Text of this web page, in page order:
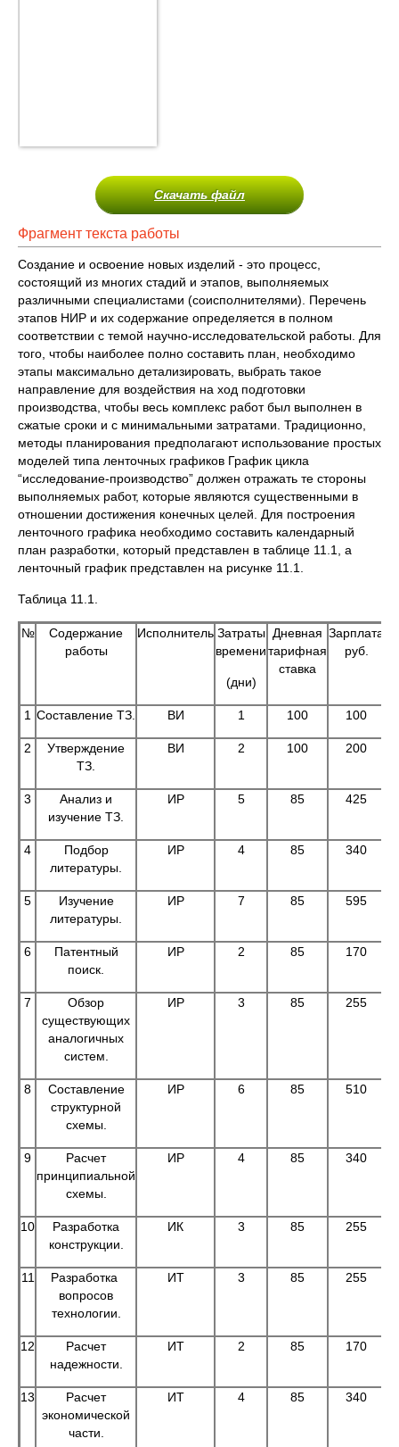
Скачать файл
Фрагмент текста работы
Создание и освоение новых изделий - это процесс,
состоящий из многих стадий и этапов, выполняемых
различными специалистами (соисполнителями). Перечень
этапов НИР и их содержание определяется в полном
соответствии с темой научно-исследовательской работы. Для
того, чтобы наиболее полно составить план, необходимо
этапы максимально детализировать, выбрать такое
направление для воздействия на ход подготовки
производства, чтобы весь комплекс работ был выполнен в
сжатые сроки и с минимальными затратами. Традиционно,
методы планирования предполагают использование простых
моделей типа ленточных графиков График цикла
“исследование-производство” должен отражать те стороны
выполняемых работ, которые являются существенными в
отношении достижения конечных целей. Для построения
ленточного графика необходимо составить календарный
план разработки, который представлен в таблице 11.1, а
ленточный график представлен на рисунке 11.1.
Таблица 11.1.
№
Содержание
работы
Исполнитель Затраты
времени
(дни)
Дневная
тарифная
ставка
Зарплата
руб.
1 Составление ТЗ. ВИ 1 100 100
2
Утверждение
ТЗ.
ВИ 2 100 200
3
Анализ и
изучение ТЗ.
ИР 5 85 425
4
Подбор
литературы.
ИР 4 85 340
5
Изучение
литературы.
ИР 7 85 595
6
Патентный
поиск.
ИР 2 85 170
7
Обзор
существующих
аналогичных
систем.
ИР 3 85 255
8
Составление
структурной
схемы.
ИР 6 85 510
9
Расчет
принципиальной
схемы.
ИР 4 85 340
10
Разработка
конструкции.
ИК 3 85 255
11
Разработка
вопросов
технологии.
ИТ 3 85 255
12
Расчет
надежности.
ИТ 2 85 170
13
Расчет
экономической
части.
ИТ 4 85 340